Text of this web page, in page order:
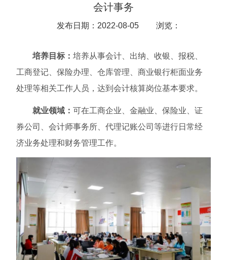
会计事务
发布日期：2022-08-05 浏览：
培养目标：培养从事会计、出纳、收银、报税、
工商登记、保险办理、仓库管理、商业银行柜面业务
处理等相关工作人员，达到会计核算岗位基本要求。
就业领域：可在工商企业、金融业、保险业、证
券公司、会计师事务所、代理记账公司等进行日常经
济业务处理和财务管理工作。